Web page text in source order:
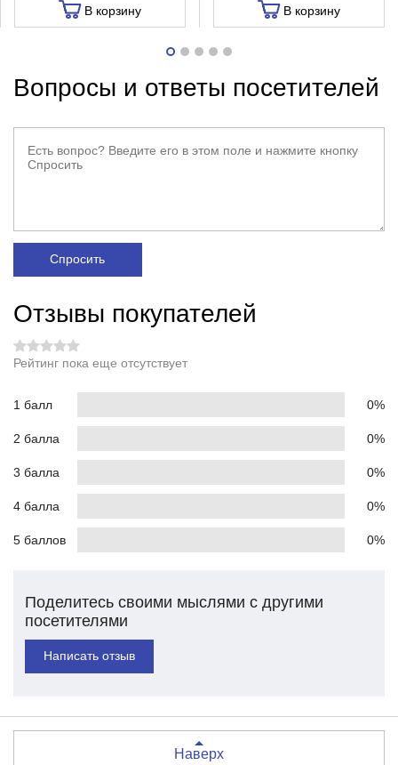
В корзину В корзину
Вопросы и ответы посетителей
Спросить
Отзывы покупателей
Рейтинг пока еще отсутствует
1 балл 0%
2 балла 0%
3 балла 0%
4 балла 0%
5 баллов 0%
Поделитесь своими мыслями с другими
посетителями
Написать отзыв
Наверх